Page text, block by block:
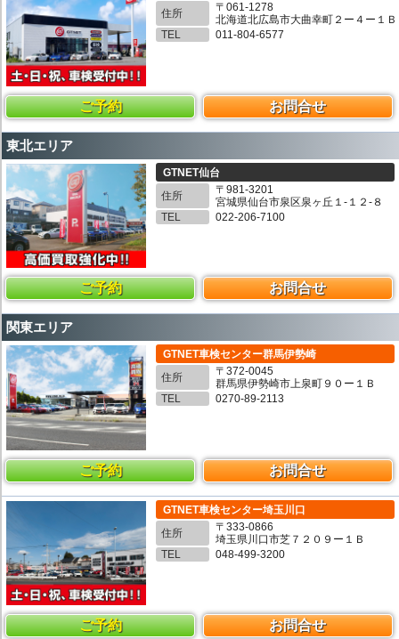
住所
〒061-1278
北海道北広島市大曲幸町２ー４ー１Ｂ
TEL
011-804-6577
ご予約 お問合せ
東北エリア
GTNET仙台
住所
〒981-3201
宮城県仙台市泉区泉ヶ丘１-１２-８
TEL
022-206-7100
ご予約 お問合せ
関東エリア
GTNET車検センター群馬伊勢崎
住所
〒372-0045
群馬県伊勢崎市上泉町９０ー１Ｂ
TEL
0270-89-2113
ご予約 お問合せ
GTNET車検センター埼玉川口
住所
〒333-0866
埼玉県川口市芝７２０９ー１Ｂ
TEL
048-499-3200
ご予約 お問合せ